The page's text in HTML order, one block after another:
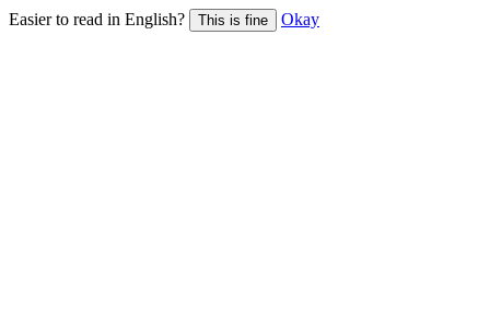
Easier to read in English? This is fine Okay